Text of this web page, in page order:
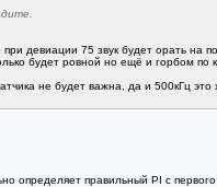
девиации 75 звук будет орать на
будет ровной но ещё и горбом по
не будет важна, да и 500кГц
правильный PI с